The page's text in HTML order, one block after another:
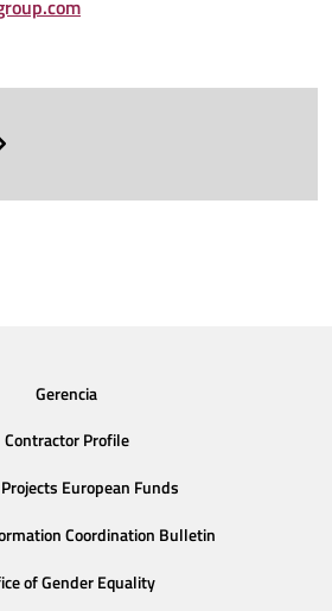
Gerencia
Contractor Profile
European Funds
Coordination Bulletin
of Gender Equality